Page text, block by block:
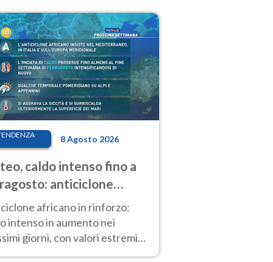
8 Agosto 2026
caldo intenso fino a
anticiclone
ancora
africano in rinforzo:
intenso in aumento nei
giorni, con valori estremi